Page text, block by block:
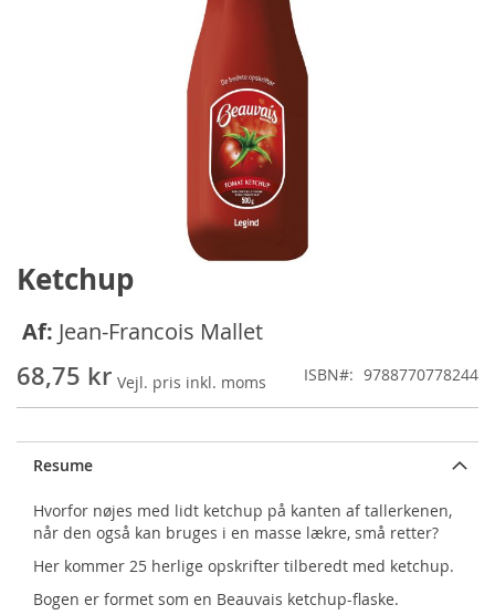
Ketchup
Af: Jean-Francois Mallet
68,75 kr ISBN 9788770778244
Resume
Hvorfor nøjes med lidt ketchup på kanten af tallerkenen,
når den også kan bruges i en masse lækre, små retter?
Her kommer 25 herlige opskrifter tilberedt med ketchup.
Bogen er formet som en Beauvais ketchup-flaske.
Gå
til
af